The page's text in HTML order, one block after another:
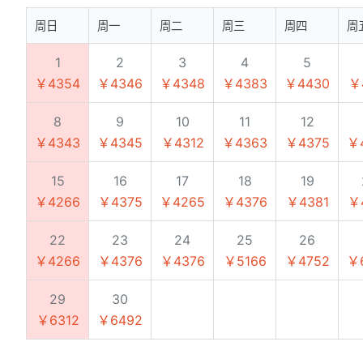
周日 周一 周二 周三 周四 周
1
￥4354
2
￥4346
3
￥4348
4
￥4383
5
￥4430
8
￥4343
9
￥4345
10
￥4312
11
￥4363
12
￥4375
15
￥4266
16
￥4375
17
￥4265
18
￥4376
19
￥4381
22
￥4266
23
￥4376
24
￥4376
25
￥5166
26
￥4752
29
￥6312
30
￥6492